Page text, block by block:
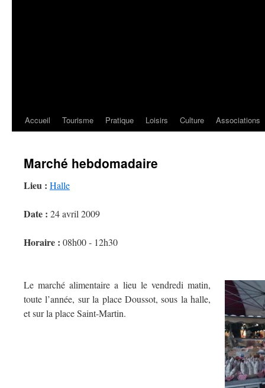
Accueil Tourisme Pratique Loisirs Culture Associations
Marché hebdomadaire
Lieu : Halle
Date : 24 avril 2009
Horaire : 08h00 - 12h30
Le marché alimentaire a lieu le vendredi matin,
toute l’année, sur la place Doussot, sous la halle,
et sur la place Saint-Martin.